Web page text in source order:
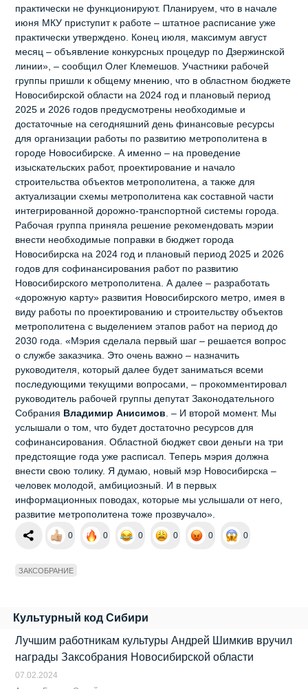
практически не функционируют. Планируем, что в начале
июня МКУ приступит к работе – штатное расписание уже
практически утверждено. Конец июля, максимум август
месяц – объявление конкурсных процедур по Дзержинской
линии», – сообщил Олег Клемешов. Участники рабочей
группы пришли к общему мнению, что в областном бюджете
Новосибирской области на 2024 год и плановый период
2025 и 2026 годов предусмотрены необходимые и
достаточные на сегодняшний день финансовые ресурсы
для организации работы по развитию метрополитена в
городе Новосибирске. А именно – на проведение
изыскательских работ, проектирование и начало
строительства объектов метрополитена, а также для
актуализации схемы метрополитена как составной части
интегрированной дорожно-транспортной системы города.
Рабочая группа приняла решение рекомендовать мэрии
внести необходимые поправки в бюджет города
Новосибирска на 2024 год и плановый период 2025 и 2026
годов для софинансирования работ по развитию
Новосибирского метрополитена. А далее – разработать
«дорожную карту» развития Новосибирского метро, имея в
виду работы по проектированию и строительству объектов
метрополитена с выделением этапов работ на период до
2030 года. «Мэрия сделала первый шаг – решается вопрос
о службе заказчика. Это очень важно – назначить
руководителя, который далее будет заниматься всеми
последующими текущими вопросами, – прокомментировал
руководитель рабочей группы депутат Законодательного
Собрания Владимир Анисимов . – И второй момент. Мы
услышали о том, что будет достаточно ресурсов для
софинансирования. Областной бюджет свои деньги на три
предстоящие года уже расписал. Теперь мэрия должна
внести свою толику. Я думаю, новый мэр Новосибирска –
человек молодой, амбициозный. И в первых
информационных поводах, которые мы услышали от него,
развитие метрополитена тоже прозвучало».
0 0 0 0 0 0
ЗАКСОБРАНИЕ
Культурный код Сибири
Лучшим работникам культуры Андрей Шимкив вручил
награды Заксобрания Новосибирской области
07.02.2024